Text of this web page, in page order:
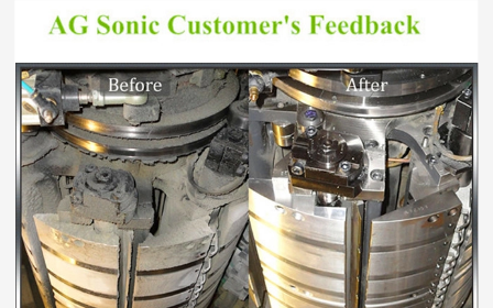
ДОМ
ПРОДУКТЫ
VR
Technology
Rights
Reserved.